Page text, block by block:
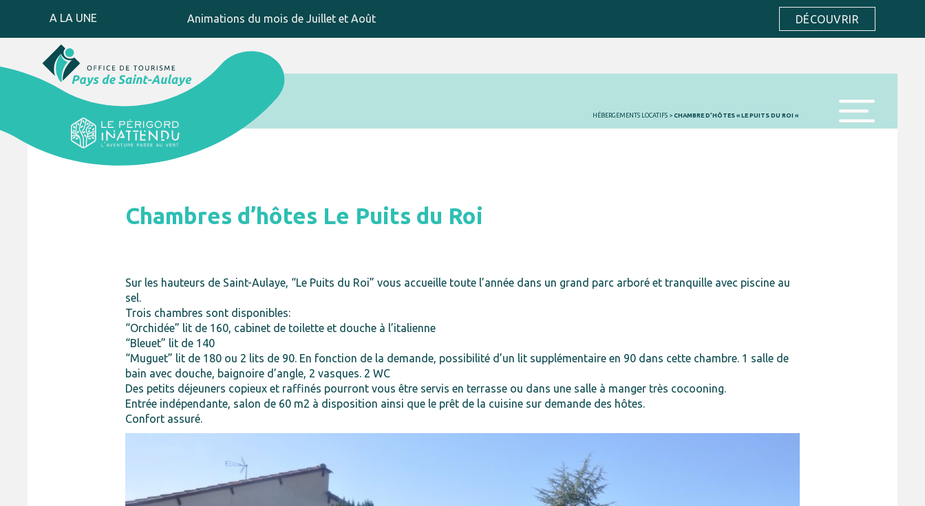
A LA UNE Animations du mois de Juillet et Août DÉCOUVRIR
HÉBERGEMENTS LOCATIFS > CHAMBRE D’HÔTES « LE PUITS DU ROI «
Chambres d’hôtes Le Puits du Roi
Sur les hauteurs de Saint-Aulaye, “Le Puits du Roi” vous accueille toute l’année dans un grand parc arboré et tranquille avec piscine au
sel.
Trois chambres sont disponibles:
“Orchidée” lit de 160, cabinet de toilette et douche à l’italienne
“Bleuet” lit de 140
“Muguet” lit de 180 ou 2 lits de 90. En fonction de la demande, possibilité d’un lit supplémentaire en 90 dans cette chambre. 1 salle de
bain avec douche, baignoire d’angle, 2 vasques. 2 WC
Des petits déjeuners copieux et raffinés pourront vous être servis en terrasse ou dans une salle à manger très cocooning.
Entrée indépendante, salon de 60 m2 à disposition ainsi que le prêt de la cuisine sur demande des hôtes.
Confort assuré.